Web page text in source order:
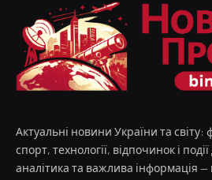
Актуальні новини України та світу:
спорт, технології, відпочинок і
аналітика та важлива інформація